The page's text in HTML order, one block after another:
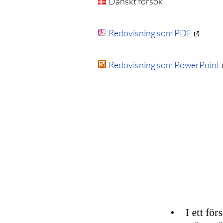
Redovisning som PDF
Redovisning som PowerPoint